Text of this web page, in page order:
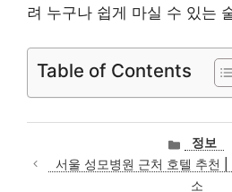
려 누구나 쉽게 마실 수 있는
Table of Contents
카
테
고
정보
서울 성모병원 근처 호텔 추천
소